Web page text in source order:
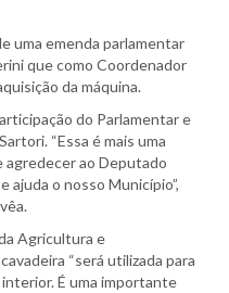
uma emenda parlamentar
que como Coordenador
da máquina.
do Parlamentar e
“Essa é mais uma
agredecer ao Deputado
ajuda o nosso Município”,
Agricultura e
“será utilizada para
É uma importante